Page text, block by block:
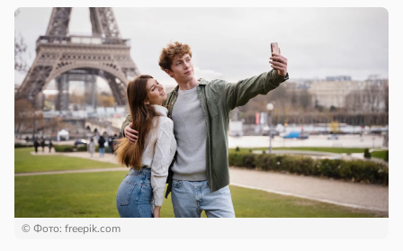
в21:42
© Фото: freepik.com
в17:40